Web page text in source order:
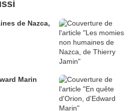
de Nazca,
Marin